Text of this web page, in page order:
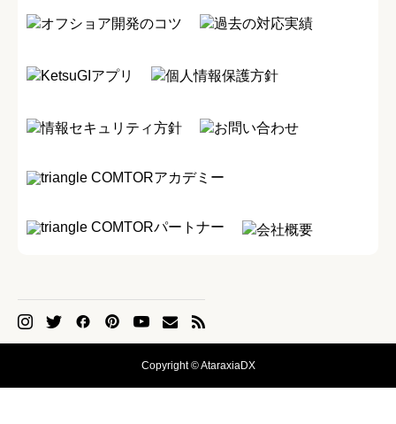
オフショア開発のコツ 過去の対応実績
KetsuGIアプリ 個人情報保護方針
情報セキュリティ方針 お問い合わせ
COMTORアカデミー
COMTORパートナー 会社概要
Copyright © AtaraxiaDX